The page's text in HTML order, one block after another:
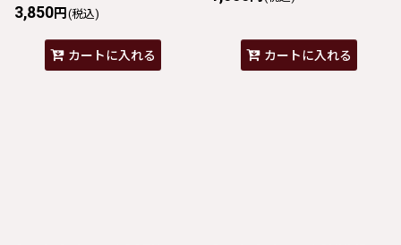
3,850円 (税込)
カートに入れる カートに入れる